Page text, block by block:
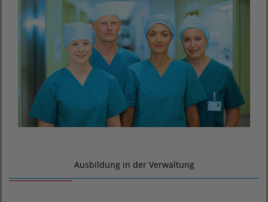
Ausbildung in der Verwaltung